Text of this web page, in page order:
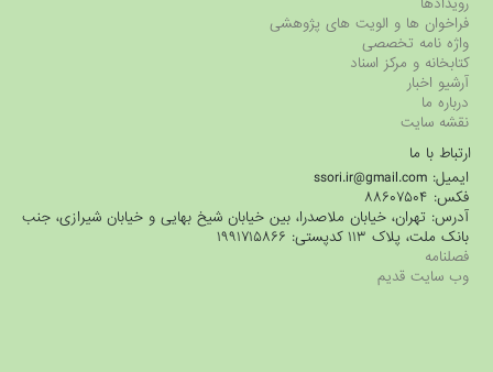
فراخوان ها و الویت های پژوهشی
واژه نامه تخصصی
کتابخانه و مرکز اسناد
آرشیو اخبار
درباره ما
نقشه سایت
ارتباط با ما
ایمیل: ssori.ir@gmail.com
فکس: ۸۸۶۰۷۵۰۴
آدرس: تهران، خیابان ملاصدرا، بین خیابان شیخ بهایی و خیابان شیرازی، جنب
بانک ملت، پلاک ۱۱۳ کدپستی: ۱۹۹۱۷۱۵۸۶۶
فصلنامه
وب سایت قدیم